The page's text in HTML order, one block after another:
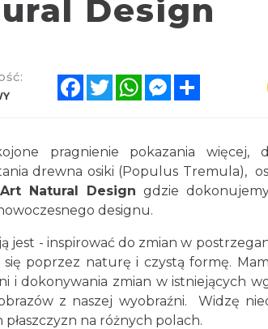
Design
FacebookTwitterWhatsAppMessenger
pragnienie pokazania
drewna osiki (Populus Tremula),
Natural Design gdzie
designu.
jest - inspirować do zmian w
się poprzez naturę i czystą formę.
i dokonywania zmian w istniejących
z naszej wyobraźni. Widzę
płaszczyzn na różnych polach.